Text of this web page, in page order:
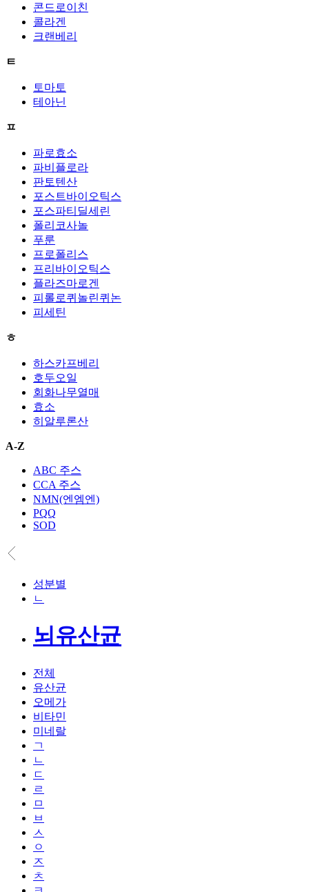
콘드로이친
콜라겐
크랜베리
ㅌ
토마토
테아닌
ㅍ
파로효소
파비플로라
판토텐산
포스트바이오틱스
포스파티딜세린
폴리코사놀
푸룬
프로폴리스
프리바이오틱스
플라즈마로겐
피롤로퀴놀린퀴논
피세틴
ㅎ
하스카프베리
호두오일
회화나무열매
효소
히알루론산
A-Z
ABC 주스
CCA 주스
NMN(엔엠엔)
PQQ
SOD
성분별
ㄴ
뇌유산균
전체
유산균
오메가
비타민
미네랄
ㄱ
ㄴ
ㄷ
ㄹ
ㅁ
ㅂ
ㅅ
ㅇ
ㅈ
ㅊ